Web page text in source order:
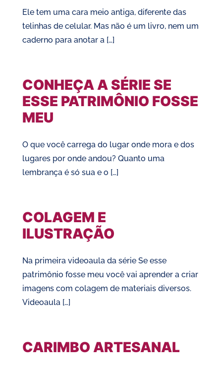
Ele tem uma cara meio antiga, diferente das
telinhas de celular. Mas não é um livro, nem um
caderno para anotar a […]
CONHEÇA A SÉRIE SE
ESSE PATRIMÔNIO FOSSE
MEU
O que você carrega do lugar onde mora e dos
lugares por onde andou? Quanto uma
lembrança é só sua e o […]
COLAGEM E
ILUSTRAÇÃO
Na primeira videoaula da série Se esse
patrimônio fosse meu você vai aprender a criar
imagens com colagem de materiais diversos.
Videoaula […]
CARIMBO ARTESANAL